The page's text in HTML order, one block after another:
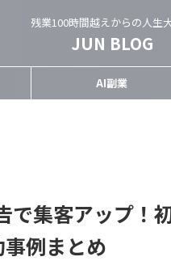
残業100時間越えからの人生
JUN BLOG
AI副業
で集客アップ！
例まとめ